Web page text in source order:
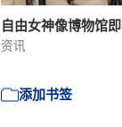
自由女神像博物馆
资讯
添加书签